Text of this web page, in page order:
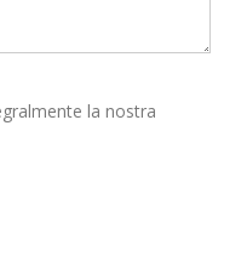
la nostra